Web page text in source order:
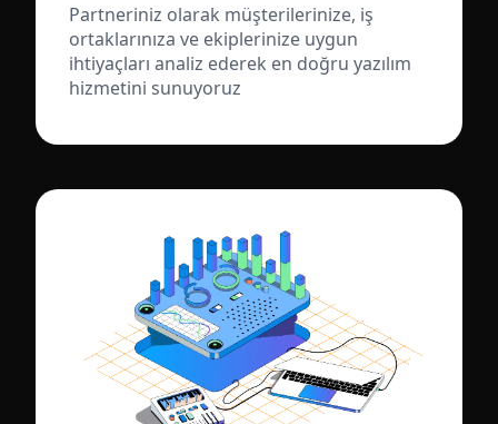
Partneriniz olarak müşterilerinize, iş
ortaklarınıza ve ekiplerinize uygun
ihtiyaçları analiz ederek en doğru yazılım
hizmetini sunuyoruz